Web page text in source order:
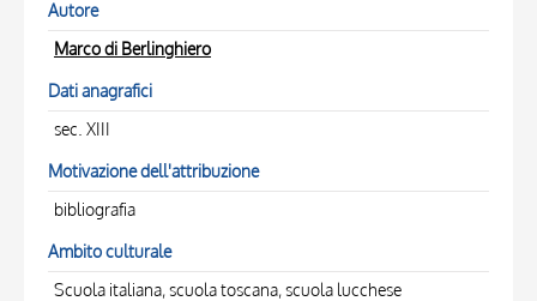
Autore
Marco di Berlinghiero
Dati anagrafici
sec. XIII
Motivazione dell'attribuzione
bibliografia
Ambito culturale
Scuola italiana, scuola toscana, scuola lucchese